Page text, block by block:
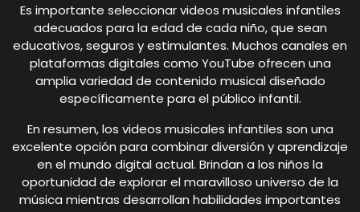
Es importante seleccionar videos musicales infantiles
adecuados para la edad de cada niño, que sean
educativos, seguros y estimulantes. Muchos canales en
plataformas digitales como YouTube ofrecen una
amplia variedad de contenido musical diseñado
específicamente para el público infantil.
En resumen, los videos musicales infantiles son una
excelente opción para combinar diversión y aprendizaje
en el mundo digital actual. Brindan a los niños la
oportunidad de explorar el maravilloso universo de la
música mientras desarrollan habilidades importantes